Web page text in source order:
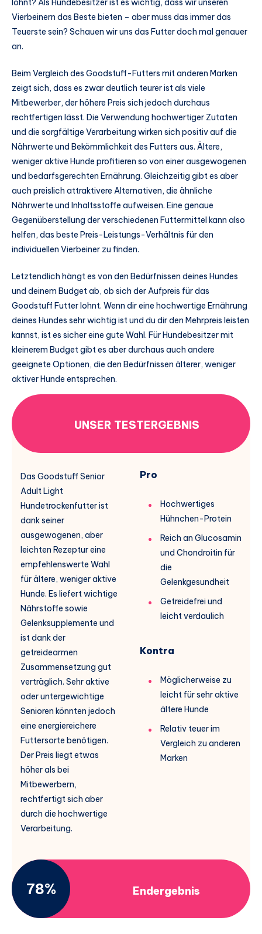
lohnt? Als Hundebesitzer ist es wichtig, dass wir unseren
Vierbeinern das Beste bieten – aber muss das immer das
Teuerste sein? Schauen wir uns das Futter doch mal genauer
an.
Beim Vergleich des Goodstuff-Futters mit anderen Marken
zeigt sich, dass es zwar deutlich teurer ist als viele
Mitbewerber, der höhere Preis sich jedoch durchaus
rechtfertigen lässt. Die Verwendung hochwertiger Zutaten
und die sorgfältige Verarbeitung wirken sich positiv auf die
Nährwerte und Bekömmlichkeit des Futters aus. Ältere,
weniger aktive Hunde profitieren so von einer ausgewogenen
und bedarfsgerechten Ernährung. Gleichzeitig gibt es aber
auch preislich attraktivere Alternativen, die ähnliche
Nährwerte und Inhaltsstoffe aufweisen. Eine genaue
Gegenüberstellung der verschiedenen Futtermittel kann also
helfen, das beste Preis-Leistungs-Verhältnis für den
individuellen Vierbeiner zu finden.
Letztendlich hängt es von den Bedürfnissen deines Hundes
und deinem Budget ab, ob sich der Aufpreis für das
Goodstuff Futter lohnt. Wenn dir eine hochwertige Ernährung
deines Hundes sehr wichtig ist und du dir den Mehrpreis leisten
kannst, ist es sicher eine gute Wahl. Für Hundebesitzer mit
kleinerem Budget gibt es aber durchaus auch andere
geeignete Optionen, die den Bedürfnissen älterer, weniger
aktiver Hunde entsprechen.
UNSER TESTERGEBNIS
Das Goodstuff Senior
Adult Light
Hundetrockenfutter ist
dank seiner
ausgewogenen, aber
leichten Rezeptur eine
empfehlenswerte Wahl
für ältere, weniger aktive
Hunde. Es liefert wichtige
Nährstoffe sowie
Gelenksupplemente und
ist dank der
getreidearmen
Zusammensetzung gut
verträglich. Sehr aktive
oder untergewichtige
Senioren könnten jedoch
eine energiereichere
Futtersorte benötigen.
Der Preis liegt etwas
höher als bei
Mitbewerbern,
rechtfertigt sich aber
durch die hochwertige
Verarbeitung.
Pro
Hochwertiges
Hühnchen-Protein
Reich an Glucosamin
und Chondroitin für
die
Gelenkgesundheit
Getreidefrei und
leicht verdaulich
Kontra
Möglicherweise zu
leicht für sehr aktive
ältere Hunde
Relativ teuer im
Vergleich zu anderen
Marken
78% Endergebnis